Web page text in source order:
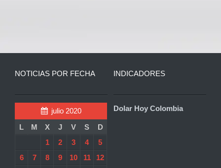
NOTICIAS POR FECHA
julio 2020
L
M X J V S
D
1
2 3 4
5
6
7 8 9 10 11
12
INDICADORES
Dolar Hoy Colombia